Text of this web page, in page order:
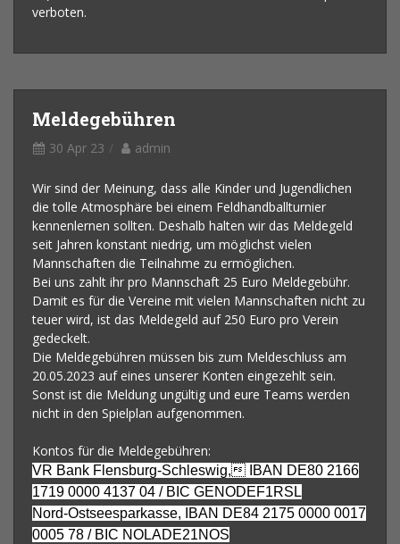
verboten.
Meldegebühren
30 Apr 23 admin
Wir sind der Meinung, dass alle Kinder und Jugendlichen
die tolle Atmosphäre bei einem Feldhandballturnier
kennenlernen sollten. Deshalb halten wir das Meldegeld
seit Jahren konstant niedrig, um möglichst vielen
Mannschaften die Teilnahme zu ermöglichen.
Bei uns zahlt ihr pro Mannschaft 25 Euro Meldegebühr.
Damit es für die Vereine mit vielen Mannschaften nicht zu
teuer wird, ist das Meldegeld auf 250 Euro pro Verein
gedeckelt.
Die Meldegebühren müssen bis zum Meldeschluss am
20.05.2023 auf eines unserer Konten eingezehlt sein.
Sonst ist die Meldung ungültig und eure Teams werden
nicht in den Spielplan aufgenommen.
Kontos für die Meldegebühren:
VR Bank Flensburg-Schleswig, IBAN DE80 2166
1719 0000 4137 04 / BIC GENODEF1RSL
Nord-Ostseesparkasse, IBAN DE84 2175 0000 0017
0005 78 / BIC NOLADE21NOS